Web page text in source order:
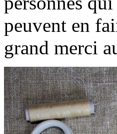
peuvent en
grand merci